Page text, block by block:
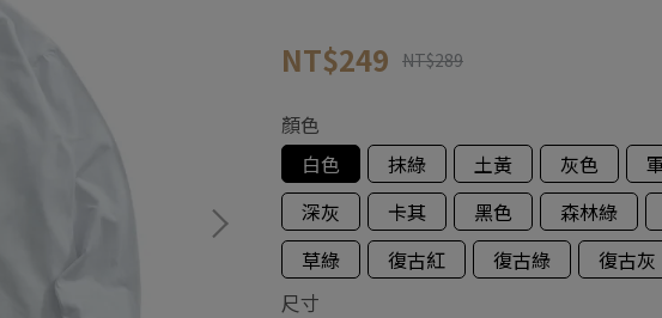
NT$249 NT$289
顏色
白色
抹綠 土黃 灰色
深灰
卡其 黑色 森林綠
草綠
復古紅 復古綠 復古灰
尺寸